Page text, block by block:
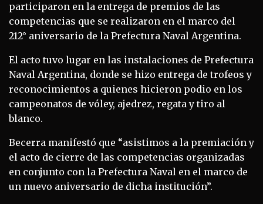
participaron en la entrega de premios de las
competencias que se realizaron en el marco del
212° aniversario de la Prefectura Naval Argentina.
El acto tuvo lugar en las instalaciones de Prefectura
Naval Argentina, donde se hizo entrega de trofeos y
reconocimientos a quienes hicieron podio en los
campeonatos de vóley, ajedrez, regata y tiro al
blanco.
Becerra manifestó que “asistimos a la premiación y
el acto de cierre de las competencias organizadas
en conjunto con la Prefectura Naval en el marco de
un nuevo aniversario de dicha institución”.